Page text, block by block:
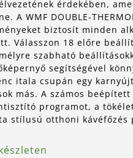
érdekében,
A WMF DOUBLE-
biztosít minden
Válasszon 18 előre
szabható
segítségével
itala csupán egy
más. A számos
programot, a
stílusú otthoni kávéfőzés